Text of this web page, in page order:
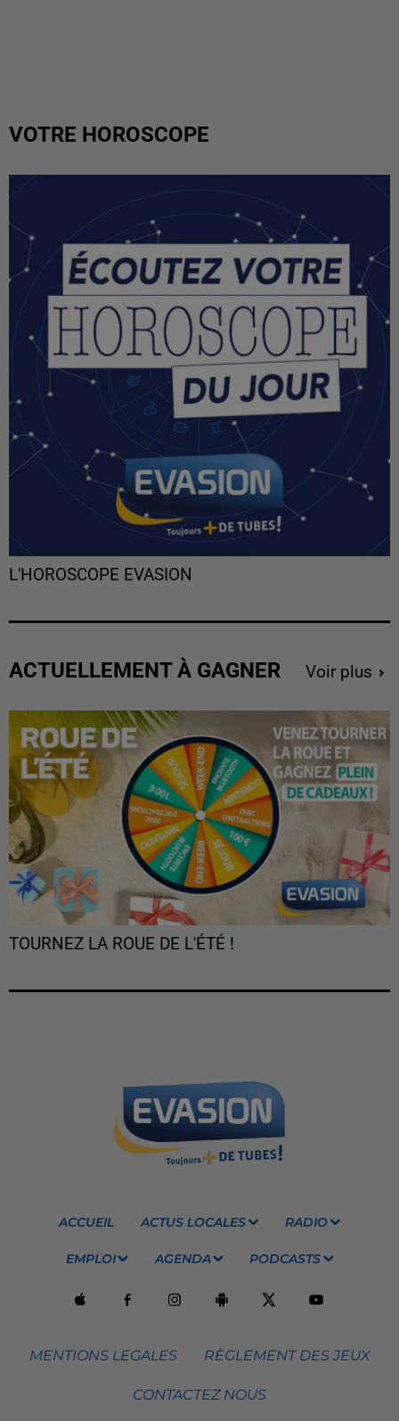
VOTRE HOROSCOPE
L'HOROSCOPE EVASION
ACTUELLEMENT À GAGNER Voir plus
TOURNEZ LA ROUE DE L'ÉTÉ !
ACCUEIL ACTUS LOCALES RADIO
EMPLOI AGENDA PODCASTS
MENTIONS LEGALES RÈGLEMENT DES JEUX
CONTACTEZ NOUS